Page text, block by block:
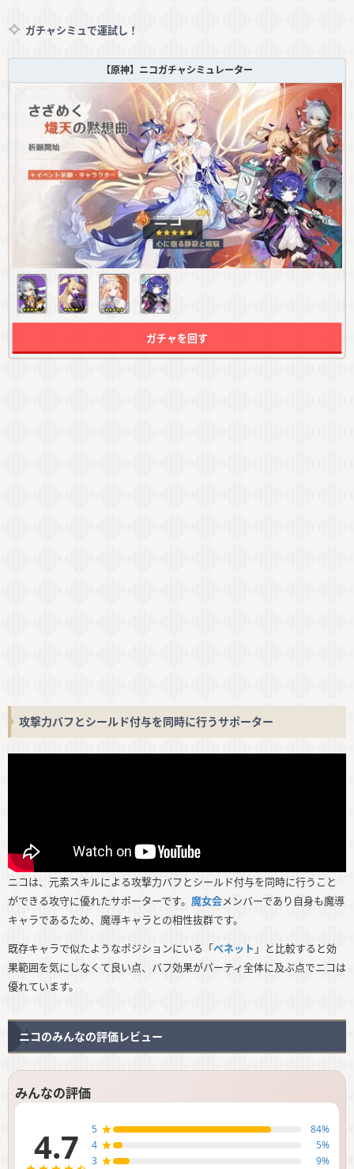
ガチャシミュで運試し！
【原神】ニコガチャシミュレーター
ガチャを回す
攻撃力バフとシールド付与を同時に行うサポーター
ニコは、元素スキルによる攻撃力バフとシールド付与を同時に行うこと
ができる攻守に優れたサポーターです。 魔女会メンバーであり自身も魔導
キャラであるため、魔導キャラとの相性抜群です。
既存キャラで似たようなポジションにいる「ベネット 」と比較すると効
果範囲を気にしなくて良い点、バフ効果がパーティ全体に及ぶ点でニコは
優れています。
ニコのみんなの評価レビュー
みんなの評価
4.7 5 84%
4
5%
3
9%